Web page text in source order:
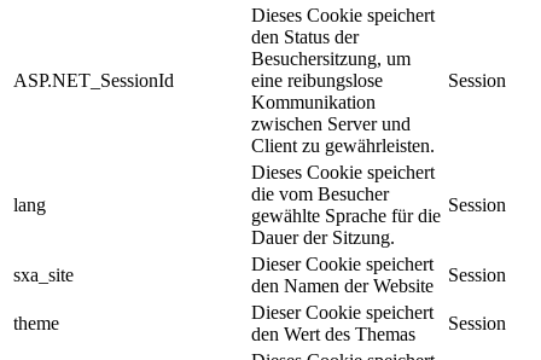
ASP.NET_SessionId
Dieses Cookie speichert
den Status der
Besuchersitzung, um
eine reibungslose
Kommunikation
zwischen Server und
Client zu gewährleisten.
Session
lang
Dieses Cookie speichert
die vom Besucher
gewählte Sprache für die
Dauer der Sitzung.
Session
sxa_site
Dieser Cookie speichert
den Namen der Website
Session
theme
Dieser Cookie speichert
den Wert des Themas
Session